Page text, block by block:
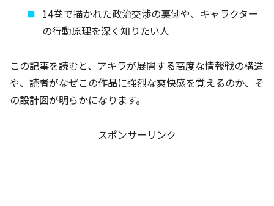
14巻で描かれた政治交渉の裏側や、キャラクター
の行動原理を深く知りたい人
この記事を読むと、アキラが展開する高度な情報戦の構造
や、読者がなぜこの作品に強烈な爽快感を覚えるのか、そ
の設計図が明らかになります。
スポンサーリンク